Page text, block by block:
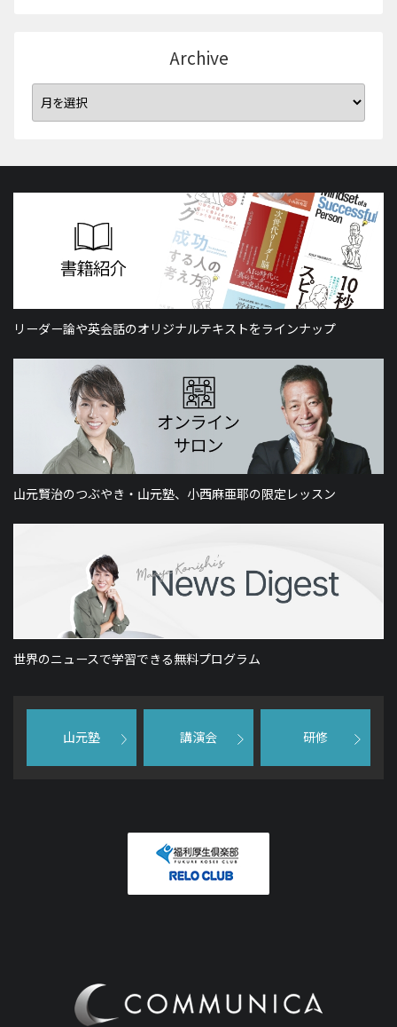
Archive
リーダー論や英会話のオリジナルテキストをラインナップ
山元賢治のつぶやき・山元塾、小西麻亜耶の限定レッスン
世界のニュースで学習できる無料プログラム
山元塾 講演会 研修